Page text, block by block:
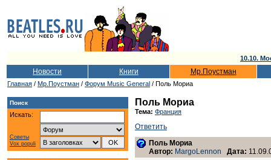
10.10.
Новости Книги Мр.Поустман
Главная / Мр.Поустман / Форум Music General / Поль Мориа
Поиск
Искать:
Советы
Vox populi
Поль Мориа
Тема: Франция
Ответить
Поль Мориа
Автор: MargoLennon Дата: